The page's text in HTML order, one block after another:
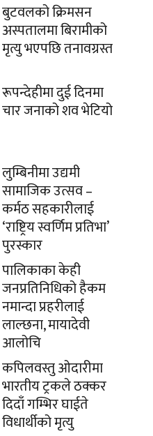
बुटवलको क्रिमसन
अस्पतालमा बिरामीको
मृत्यु भएपछि तनावग्रस्त
रूपन्देहीमा दुई दिनमा
चार जनाको शव भेटियो
लुम्बिनीमा उद्यमी
सामाजिक उत्सव –
कर्मठ सहकारीलाई
‘राष्ट्रिय स्वर्णिम प्रतिभा’
पुरस्कार
पालिकाका केही
जनप्रतिनिधिको हैकम
नमान्दा प्रहरीलाई
लाल्छना, मायादेवी
आलोचि
कपिलवस्तु ओदारीमा
भारतीय ट्रकले ठक्कर
दिदाँ गम्भिर घाईते
विधार्थीको मृत्यु